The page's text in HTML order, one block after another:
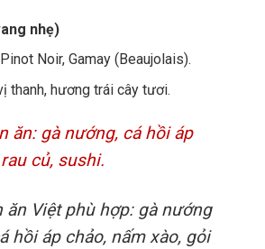
nhẹ)
Noir, Gamay (Beaujolais).
thanh, hương trái cây tươi.
ăn: gà nướng, cá hồi áp
củ, sushi.
ăn Việt phù hợp: gà nướng
hồi áp chảo, nấm xào, gỏi